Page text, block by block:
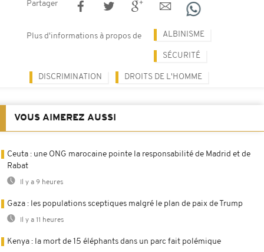
Partager
Plus d'informations à propos de ALBINISME
SÉCURITÉ
DISCRIMINATION DROITS DE L'HOMME
VOUS AIMEREZ AUSSI
Ceuta : une ONG marocaine pointe la responsabilité de Madrid et de
Rabat
Il y a 9 heures
Gaza : les populations sceptiques malgré le plan de paix de Trump
Il y a 11 heures
Kenya : la mort de 15 éléphants dans un parc fait polémique